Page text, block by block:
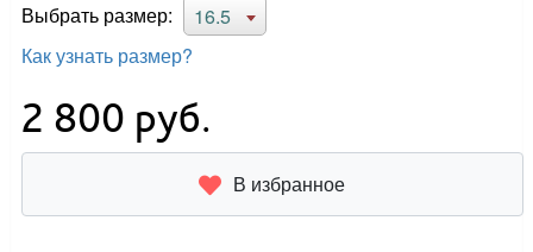
Выбрать размер:
16.5
Как узнать размер?
2 800 руб.
В избранное